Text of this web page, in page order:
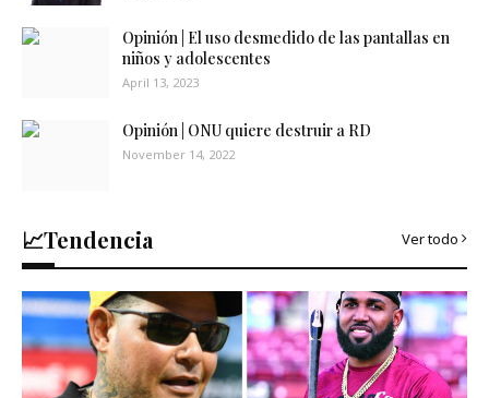
Opinión | El uso desmedido de las pantallas en
niños y adolescentes
April 13, 2023
Opinión | ONU quiere destruir a RD
November 14, 2022
📈Tendencia Ver todo